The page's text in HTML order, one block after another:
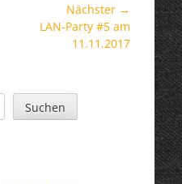
Nächster →
NächsterLAN-Party #5 am
11.11.2017
Suchen